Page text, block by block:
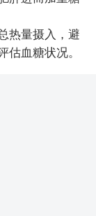
热量摄入，避
估血糖状况。